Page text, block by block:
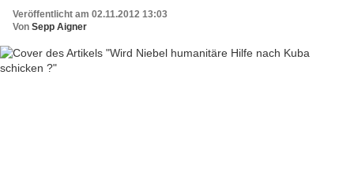
Veröffentlicht am 02.11.2012 13:03
Von Sepp Aigner